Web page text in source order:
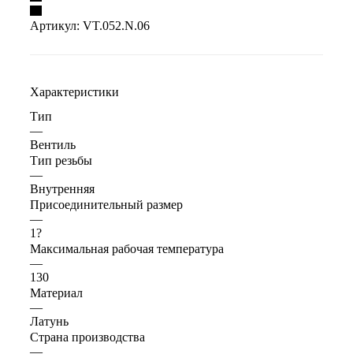
Артикул: VT.052.N.06
Характеристики
Тип
—
Вентиль
Тип резьбы
—
Внутренняя
Присоединительный размер
—
1?
Максимальная рабочая температура
—
130
Материал
—
Латунь
Страна производства
—